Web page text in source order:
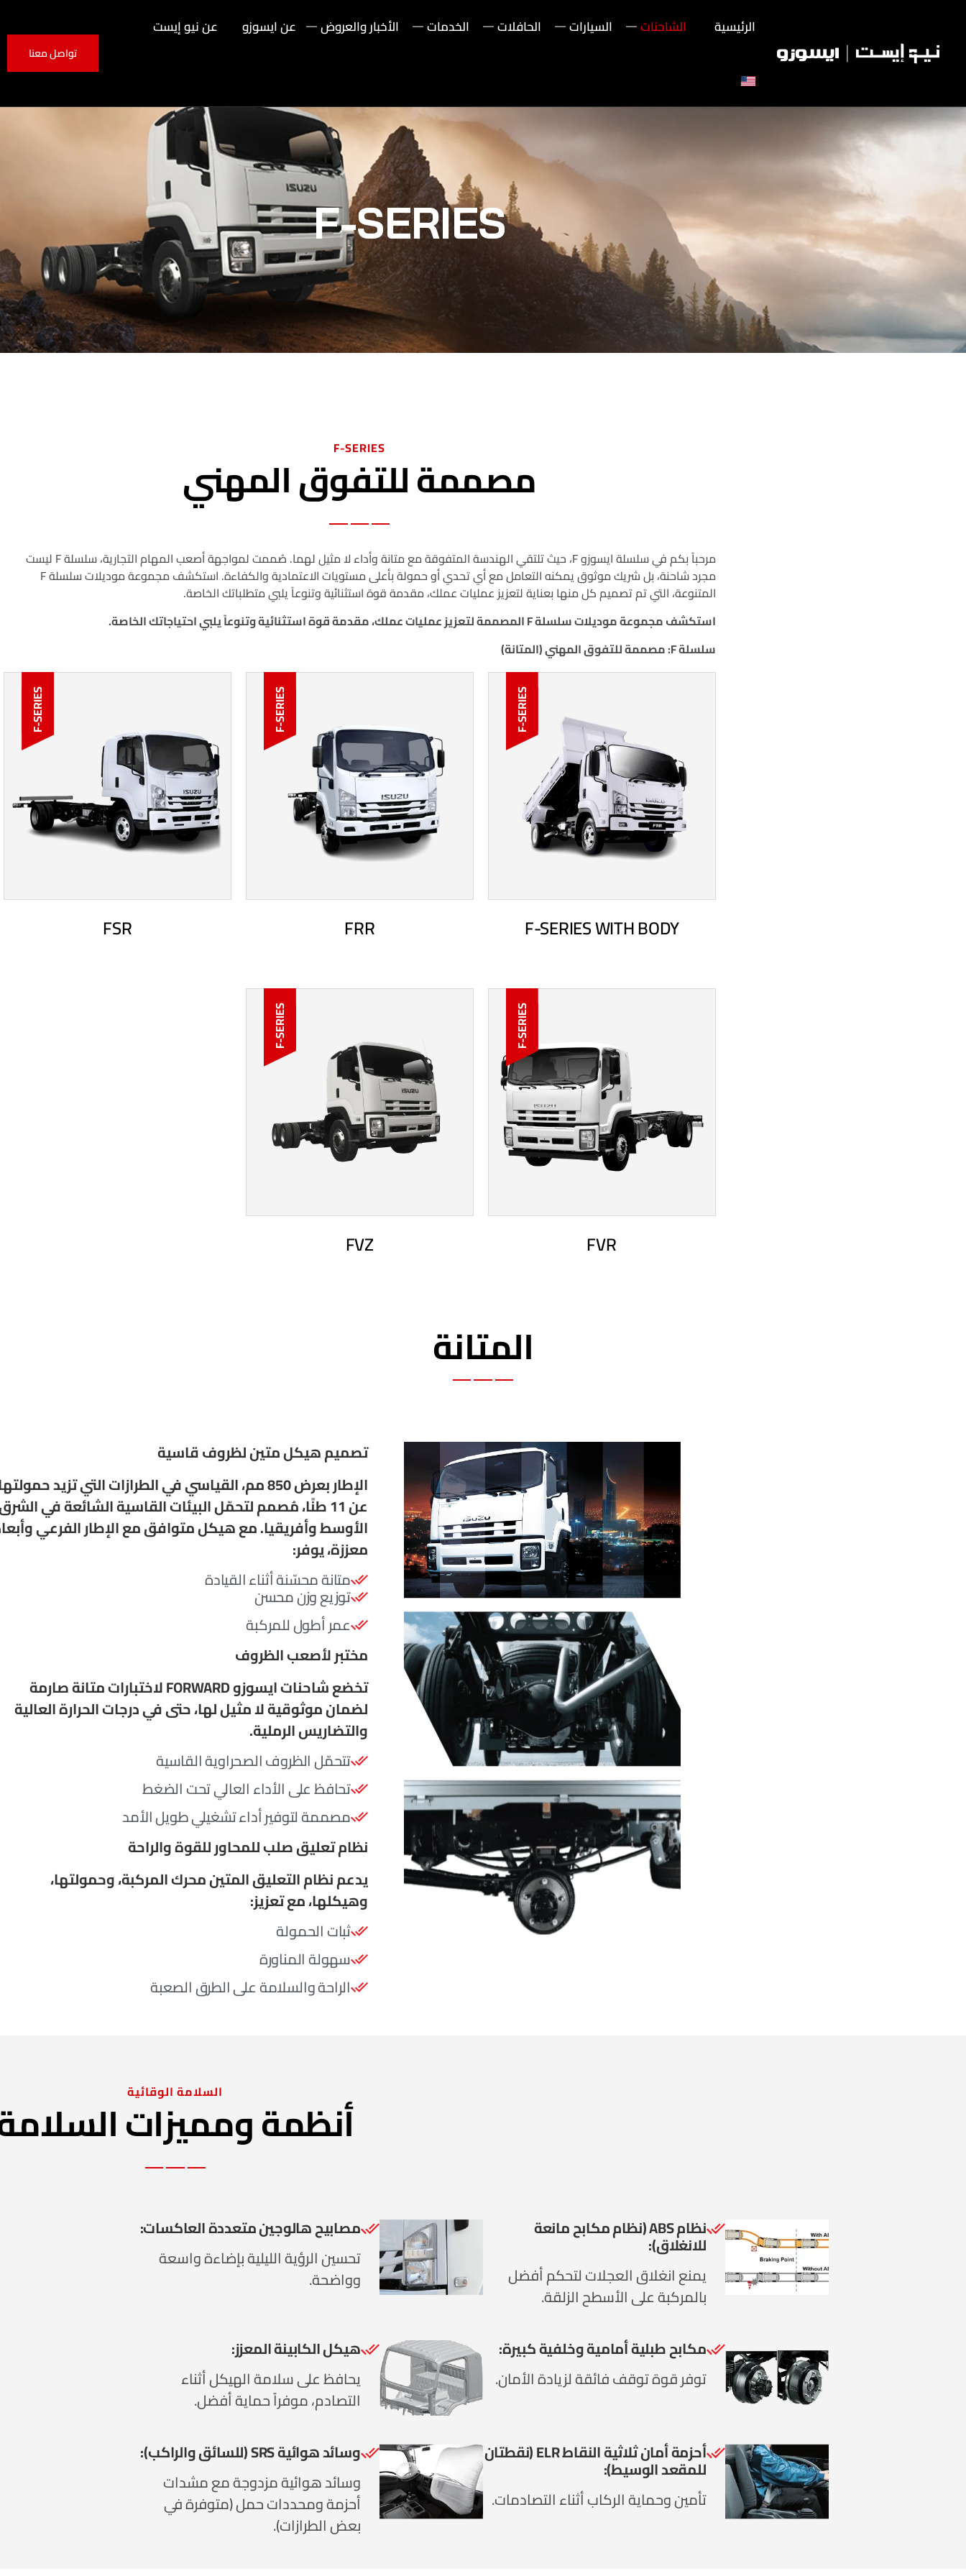
تواصل معنا
عن نيو إيست عن ايسوزو الأخبار والعروض الخدمات الحافلات السيارات الشاحنات الرئيسية
F-SERIES
F-SERIES
مصممة للتفوق المهني
مرحباً بكم في سلسلة ايسوزو F، حيث تلتقي الهندسة المتفوقة مع متانة وأداء لا مثيل لهما. صُممت لمواجهة أصعب المهام التجارية، سلسلة F ليست
مجرد شاحنة، بل شريك موثوق يمكنه التعامل مع أي تحدي أو حمولة بأعلى مستويات الاعتمادية والكفاءة. استكشف مجموعة موديلات سلسلة F
المتنوعة، التي تم تصميم كل منها بعناية لتعزيز عمليات عملك، مقدمة قوة استثنائية وتنوعاً يلبي متطلباتك الخاصة.
استكشف مجموعة موديلات سلسلة F المصممة لتعزيز عمليات عملك، مقدمة قوة استثنائية وتنوعاً يلبي احتياجاتك الخاصة.
سلسلة F: مصممة للتفوق المهني (المتانة)
F-SERIES
F-SERIES WITH BODY
F-SERIES
FRR
F-SERIES
FSR
F-SERIES
FVR
F-SERIES
FVZ
المتانة
تصميم هيكل متين لظروف قاسية
الإطار بعرض 850 مم، القياسي في الطرازات التي تزيد
عن 11 طنًا، مُصمم لتحمّل البيئات القاسية الشائعة في
الأوسط وأفريقيا. مع هيكل متوافق مع الإطار الفرعي
معززة، يوفر:
متانة محسّنة أثناء القيادة
توزيع وزن محسن
عمر أطول للمركبة
مختبر لأصعب الظروف
تخضع شاحنات ايسوزو FORWARD لاختبارات متانة صارمة
لضمان موثوقية لا مثيل لها، حتى في درجات الحرارة العالية
والتضاريس الرملية.
تتحمّل الظروف الصحراوية القاسية
تحافظ على الأداء العالي تحت الضغط
مصممة لتوفير أداء تشغيلي طويل الأمد
نظام تعليق صلب للمحاور للقوة والراحة
يدعم نظام التعليق المتين محرك المركبة، وحمولتها،
وهيكلها، مع تعزيز:
ثبات الحمولة
سهولة المناورة
الراحة والسلامة على الطرق الصعبة
السلامة الوقائية
أنظمة ومميزات
مصابيح هالوجين متعددة العاكسات:
تحسين الرؤية الليلية بإضاءة واسعة
وواضحة.
نظام ABS (نظام مكابح مانعة
للانغلاق):
يمنع انغلاق العجلات لتحكم أفضل
بالمركبة على الأسطح الزلقة.
هيكل الكابينة المعزز:
يحافظ على سلامة الهيكل أثناء
التصادم، موفراً حماية أفضل.
مكابح طبلية أمامية وخلفية كبيرة:
توفر قوة توقف فائقة لزيادة الأمان.
وسائد هوائية SRS (للسائق والراكب):
وسائد هوائية مزدوجة مع مشدات
أحزمة ومحددات حمل (متوفرة في
بعض الطرازات).
أحزمة أمان ثلاثية النقاط ELR (نقطتان
للمقعد الوسيط):
تأمين وحماية الركاب أثناء التصادمات.